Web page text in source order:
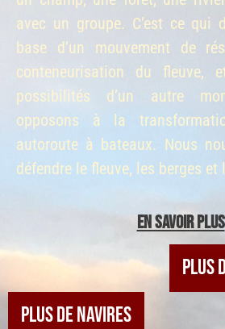
avec un groupe. C’est ce qui
base d’un mouvement de
conteneurisation du fleuve,
possibilités d’un autre
opposons à la
autoroute à bateaux. Nous
défendre le fleuve, les berges
EN SAVOIR PLUS
PLUS
PLUS DE NAVIRES